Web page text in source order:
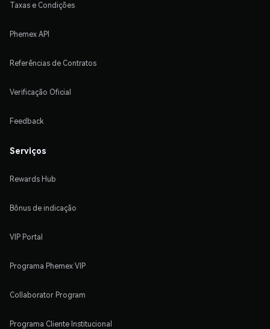
Taxas e Condições
Phemex API
Referências de Contratos
Verificação Oficial
Feedback
Serviços
Rewards Hub
Bônus de indicação
VIP Portal
Programa Phemex VIP
Collaborator Program
Programa Cliente Institucional